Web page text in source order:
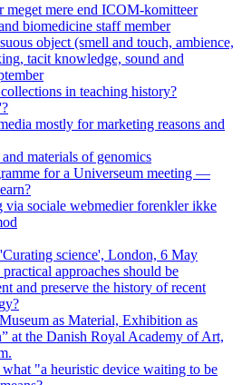
meget mere end ICOM-komitteer
biomedicine staff member
object (smell and touch, ambience,
tacit knowledge, sound and
in teaching history?
mostly for marketing reasons and
materials of genomics
for a Universeum meeting —
sociale webmedier forenkler ikke
science', London, 6 May
approaches should be
and preserve the history of recent
as Material, Exhibition as
at the Danish Royal Academy of Art,
what "a heuristic device waiting to be